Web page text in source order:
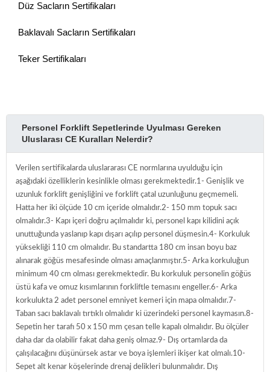
Düz Sacların Sertifikaları
Baklavalı Sacların Sertifikaları
Teker Sertifikaları
Personel Forklift Sepetlerinde Uyulması Gereken
Uluslarası CE Kuralları Nelerdir?
Verilen sertifikalarda uluslararası CE normlarına uyulduğu için
aşağıdaki özelliklerin kesinlikle olması gerekmektedir.1- Genişlik ve
uzunluk forklift genişliğini ve forklift çatal uzunluğunu geçmemeli.
Hatta her iki ölçüde 10 cm içeride olmalıdır.2- 150 mm topuk sacı
olmalıdır.3- Kapı içeri doğru açılmalıdır ki, personel kapı kilidini açık
unuttuğunda yaslanıp kapı dışarı açılıp personel düşmesin.4- Korkuluk
yüksekliği 110 cm olmalıdır. Bu standartta 180 cm insan boyu baz
alınarak göğüs mesafesinde olması amaçlanmıştır.5- Arka korkuluğun
minimum 40 cm olması gerekmektedir. Bu korkuluk personelin göğüs
üstü kafa ve omuz kısımlarının forkliftle temasını engeller.6- Arka
korkulukta 2 adet personel emniyet kemeri için mapa olmalıdır.7-
Taban sacı baklavalı tırtıklı olmalıdır ki üzerindeki personel kaymasın.8-
Sepetin her tarafı 50 x 150 mm çesan telle kapalı olmalıdır. Bu ölçüler
daha dar da olabilir fakat daha geniş olmaz.9- Dış ortamlarda da
çalışılacağını düşünürsek astar ve boya işlemleri ikişer kat olmalı.10-
Sepet alt kenar köşelerinde drenaj delikleri bulunmalıdır. Dış